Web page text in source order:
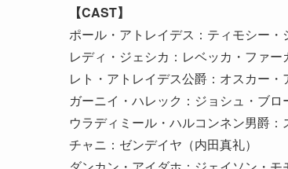
【CAST】
ポール・アトレイデス：ティモシー・
レディ・ジェシカ：レベッカ・ファー
レト・アトレイデス公爵：オスカー・
ガーニイ・ハレック：ジョシュ・ブロ
ウラディミール・ハルコンネン男爵：
チャニ：ゼンデイヤ（内田真礼）